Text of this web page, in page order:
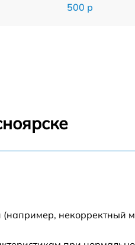
500 р
некорректный